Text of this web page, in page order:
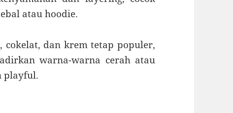
atau hoodie.
dan krem tetap populer,
warna-warna cerah atau
playful.